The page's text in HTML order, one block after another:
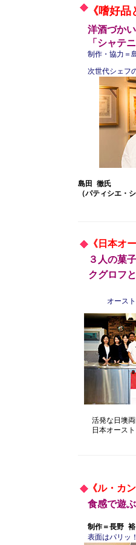
《嗜好品
洋酒づか
「シャテ
制作・協力＝
次世代シェフ
島田 徹氏
（パティシエ・シ
《日本オ
３人の菓
クグロフ
オース
活発な日墺
日本オース
《ル・カ
食感で遊
制作＝長野
表面はパリッ